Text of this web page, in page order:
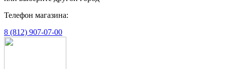
Телефон магазина:
8 (812) 907-07-00